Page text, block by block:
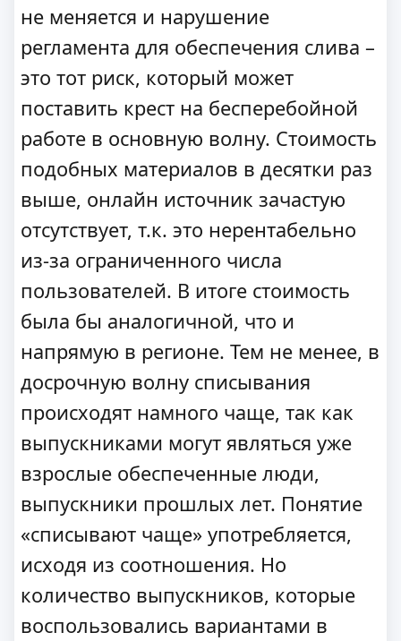
не меняется и нарушение
регламента для обеспечения слива –
это тот риск, который может
поставить крест на бесперебойной
работе в основную волну. Стоимость
подобных материалов в десятки раз
выше, онлайн источник зачастую
отсутствует, т.к. это нерентабельно
из-за ограниченного числа
пользователей. В итоге стоимость
была бы аналогичной, что и
напрямую в регионе. Тем не менее, в
досрочную волну списывания
происходят намного чаще, так как
выпускниками могут являться уже
взрослые обеспеченные люди,
выпускники прошлых лет. Понятие
«списывают чаще» употребляется,
исходя из соотношения. Но
количество выпускников, которые
воспользовались вариантами в